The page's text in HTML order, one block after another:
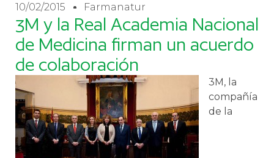
10/02/2015 Farmanatur
3M y la Real Academia Nacional
de Medicina firman un acuerdo
de colaboración
3M, la
compañía
de la